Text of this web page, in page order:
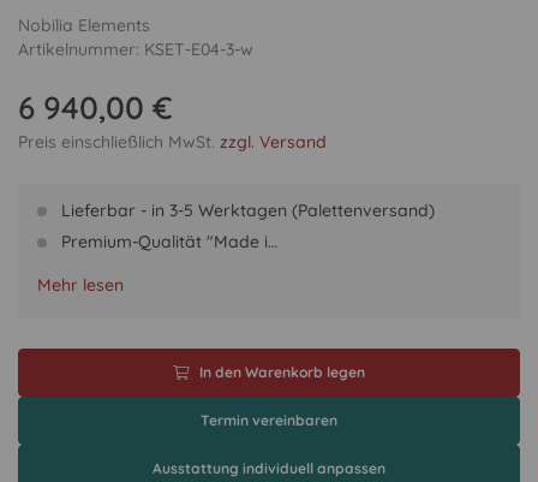
Nobilia Elements
Artikelnummer: KSET-E04-3-w
6 940,00 €
Preis einschließlich MwSt. zzgl. Versand
Lieferbar - in 3-5 Werktagen (Palettenversand)
Premium-Qualität "Made i…
Mehr lesen
In den Warenkorb legen
Termin vereinbaren
Ausstattung individuell anpassen